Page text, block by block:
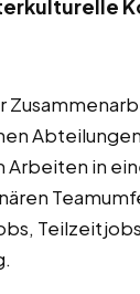
Abteilungen
Arbeiten in